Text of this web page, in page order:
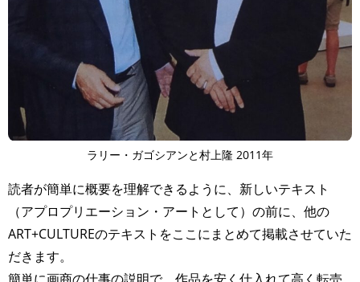
ラリー・ガゴシアンと村上隆 2011年
読者が簡単に概要を理解できるように、新しいテキスト
（アプロプリエーション・アートとして）の前に、他の
ART+CULTUREのテキストをここにまとめて掲載させていた
だきます。